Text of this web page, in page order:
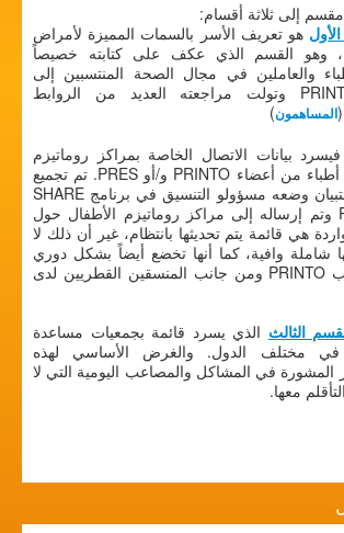
مقسم إلى ثلاثة أقسام:
هو تعريف الأسر بالسمات المميزة لأمراض
وهو القسم الذي عكف على كتابته خصيصاً
والعاملين في مجال الصحة المنتسبين إلى
PRINTO/PRES/SHARE وتولت مراجعته العديد من الروابط
المساهمون)
فيسرد بيانات الاتصال الخاصة بمراكز روماتيزم
الأطفال التي تضم أطباء من أعضاء PRINTO و/أو PRES. تم تجميع
المعلومات من استبيان وضعه مسؤولو التنسيق في برنامج SHARE
وPRINTO وPRES وتم إرساله إلى مراكز روماتيزم الأطفال حول
هي قائمة يتم تحديثها بانتظام، غير أن ذلك لا
شاملة وافية، كما أنها تخضع أيضاً بشكل دوري
للمراجعة من جانب PRINTO ومن جانب المنسقين القطريين لدى
الثالث الذي يسرد قائمة بجمعيات مساعدة
في مختلف الدول. والغرض الأساسي لهذه
المشورة في المشاكل والمصاعب اليومية التي لا
معها.